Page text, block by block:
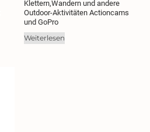
Klettern,Wandern und andere
Outdoor-Aktivitäten Actioncams
und GoPro
Weiterlesen